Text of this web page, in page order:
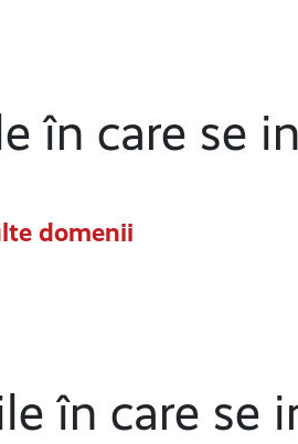
în care se
domenii
în care se